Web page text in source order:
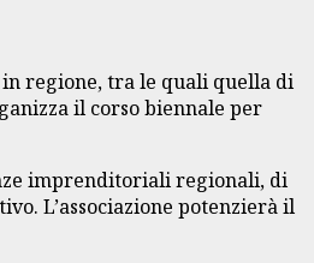
in regione, tra le quali quella di
il corso biennale per
imprenditoriali regionali, di
L’associazione potenzierà il